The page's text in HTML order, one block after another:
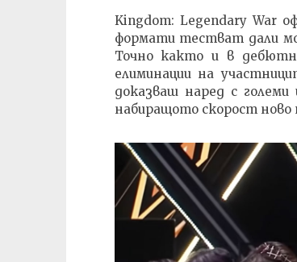
Kingdom: Legendary War
формати тестват дали
Точно както и в
елиминации на
доказваш наред с
набиращото скорост ново